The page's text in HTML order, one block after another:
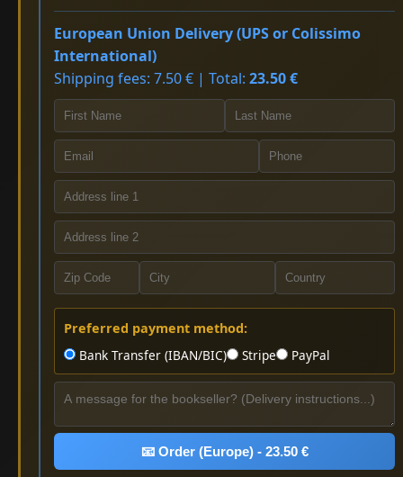
European Union Delivery (UPS or Colissimo
International)
Shipping fees: 7.50 € | Total: 23.50 €
Preferred payment method:
Bank Transfer (IBAN/BIC)
Stripe PayPal
📧 Order (Europe) - 23.50 €